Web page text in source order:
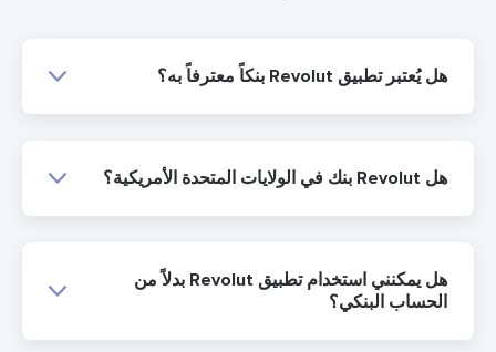
هل يُعتبر تطبيق Revolut بنكاً معترفاً به؟
هل Revolut بنك في الولايات المتحدة الأمريكية؟
هل يمكنني استخدام تطبيق Revolut بدلاً من
الحساب البنكي؟